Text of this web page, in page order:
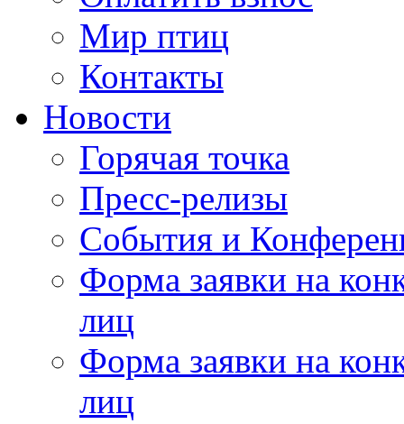
Мир птиц
Контакты
Новости
Горячая точка
Пресс-релизы
События и
Форма заявки на
лиц
Форма заявки на
лиц